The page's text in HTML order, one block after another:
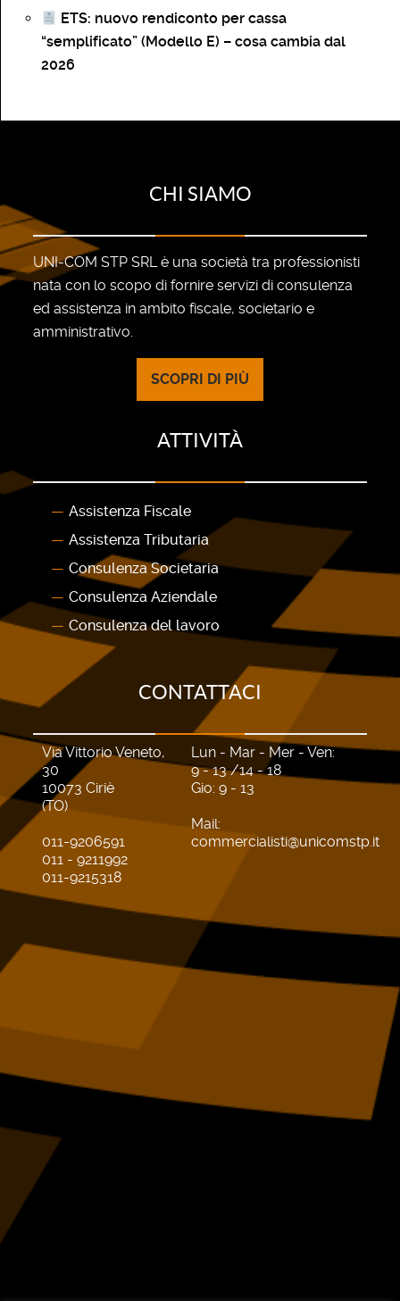
ETS: nuovo rendiconto per cassa
“semplificato” (Modello E) – cosa cambia dal
2026
CHI SIAMO
UNI-COM STP SRL è una società tra professionisti
nata con lo scopo di fornire servizi di consulenza
ed assistenza in ambito fiscale, societario e
amministrativo.
SCOPRI DI PIÙ
ATTIVITÀ
Assistenza Fiscale
Assistenza Tributaria
Consulenza Societaria
Consulenza Aziendale
Consulenza del lavoro
CONTATTACI
Via Vittorio Veneto,
30
10073 Ciriè
(TO)
011-9206591
011 - 9211992
011-9215318
Lun - Mar - Mer - Ven:
9 - 13 /14 - 18
Gio: 9 - 13
Mail:
commercialisti@unicomstp.it